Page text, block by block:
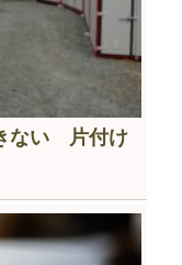
ない 片付け